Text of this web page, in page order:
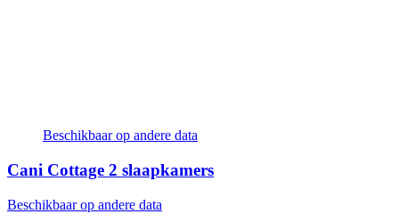
Beschikbaar op andere data
Cani Cottage 2 slaapkamers
Beschikbaar op andere data